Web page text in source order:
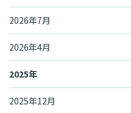
2026年7月
2026年4月
2025年
2025年12月